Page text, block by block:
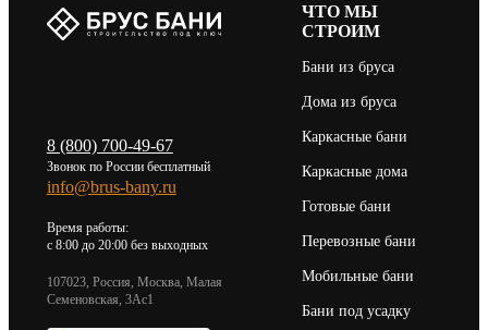
8 (800) 700-49-67
Звонок по России бесплатный
info@brus-bany.ru
Время работы:
c 8:00 до 20:00 без выходных
107023, Россия, Москва, Малая
Семеновская, 3Ас1
ЧТО МЫ
СТРОИМ
Бани из бруса
Дома из бруса
Каркасные бани
Каркасные дома
Готовые бани
Перевозные бани
Мобильные бани
Бани под усадку